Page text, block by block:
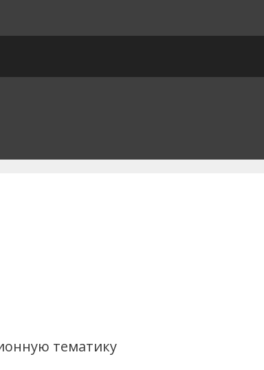
тематику